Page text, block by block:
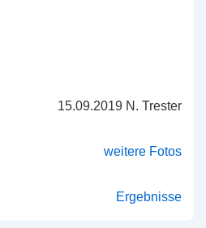
15.09.2019 N. Trester
weitere Fotos
Ergebnisse